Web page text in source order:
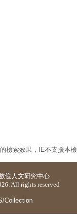
檢索效果，IE不支援本檢
位人文研究中心
All rights reserved
Collection